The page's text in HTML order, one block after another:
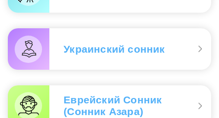
Украинский сонник
Еврейский Сонник
(Сонник Азара)